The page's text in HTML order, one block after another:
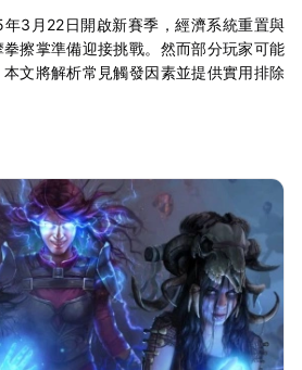
年3月22日開啟新賽季，經濟系統重置與
擦掌準備迎接挑戰。然而部分玩家可能
文將解析常見觸發因素並提供實用排除